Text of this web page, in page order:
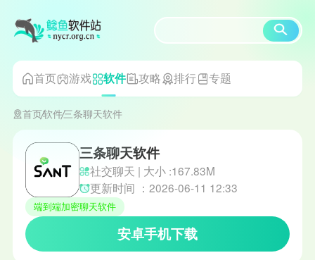
首页 游戏 软件 攻略 排行 专题
首页软件三条聊天软件
三条聊天软件
社交聊天 | 大小 :167.83M
更新时间 ：2026-06-11 12:33
端到端加密聊天软件
安卓手机下载